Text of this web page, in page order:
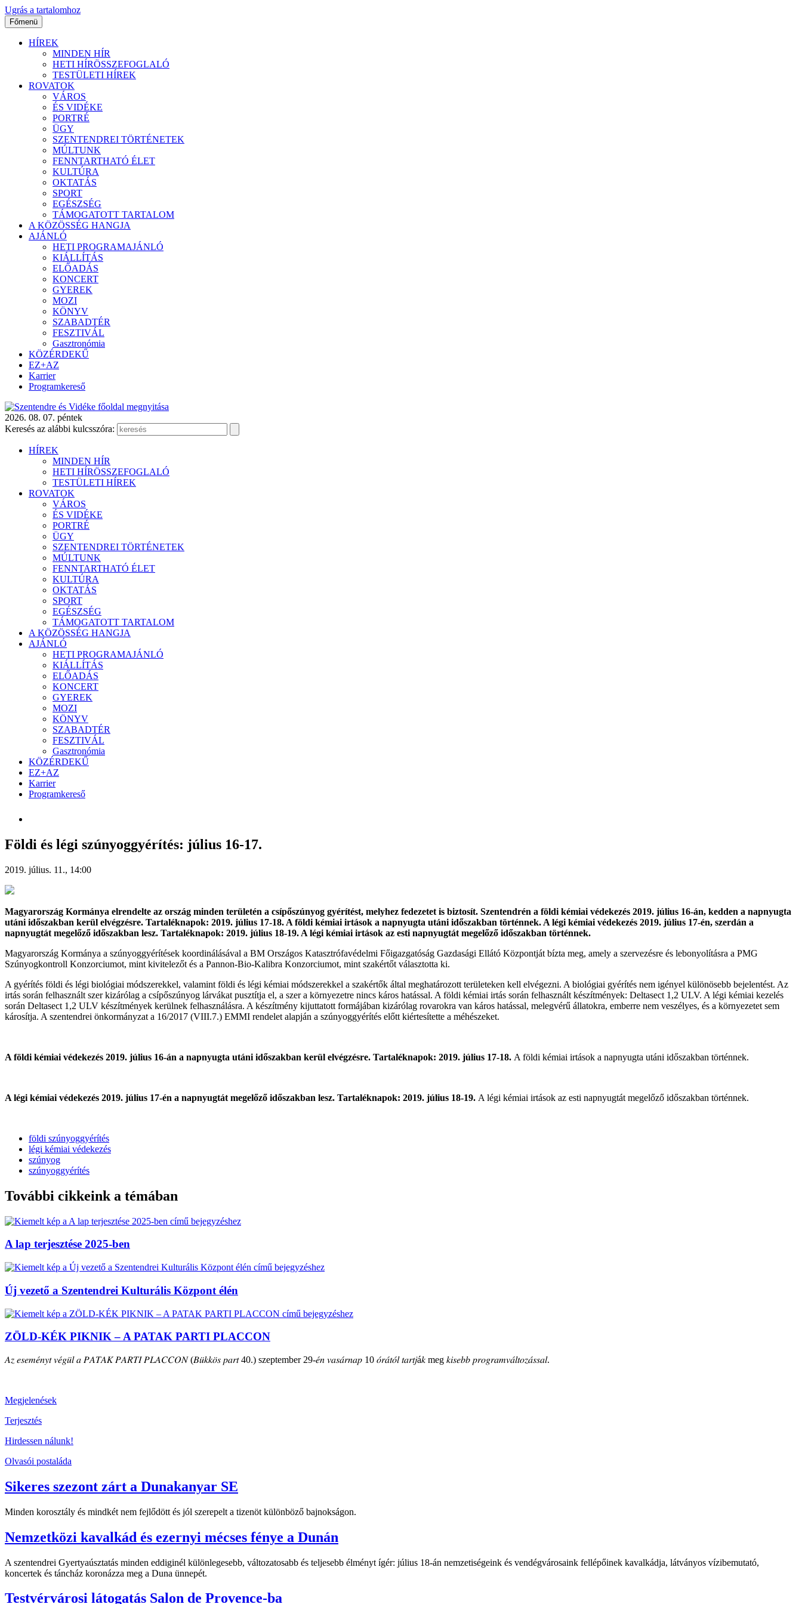
Ugrás a tartalomhoz
Főmenü
HÍREK
MINDEN HÍR
HETI HÍRÖSSZEFOGLALÓ
TESTÜLETI HÍREK
ROVATOK
VÁROS
ÉS VIDÉKE
PORTRÉ
ÜGY
SZENTENDREI TÖRTÉNETEK
MÚLTUNK
FENNTARTHATÓ ÉLET
KULTÚRA
OKTATÁS
SPORT
EGÉSZSÉG
TÁMOGATOTT TARTALOM
A KÖZÖSSÉG HANGJA
AJÁNLÓ
HETI PROGRAMAJÁNLÓ
KIÁLLÍTÁS
ELŐADÁS
KONCERT
GYEREK
MOZI
KÖNYV
SZABADTÉR
FESZTIVÁL
Gasztronómia
KÖZÉRDEKŰ
EZ+AZ
Karrier
Programkereső
2026. 08. 07. péntek
Keresés az alábbi kulcsszóra:
HÍREK
MINDEN HÍR
HETI HÍRÖSSZEFOGLALÓ
TESTÜLETI HÍREK
ROVATOK
VÁROS
ÉS VIDÉKE
PORTRÉ
ÜGY
SZENTENDREI TÖRTÉNETEK
MÚLTUNK
FENNTARTHATÓ ÉLET
KULTÚRA
OKTATÁS
SPORT
EGÉSZSÉG
TÁMOGATOTT TARTALOM
A KÖZÖSSÉG HANGJA
AJÁNLÓ
HETI PROGRAMAJÁNLÓ
KIÁLLÍTÁS
ELŐADÁS
KONCERT
GYEREK
MOZI
KÖNYV
SZABADTÉR
FESZTIVÁL
Gasztronómia
KÖZÉRDEKŰ
EZ+AZ
Karrier
Programkereső
Földi és légi szúnyoggyérítés: július 16-17.
2019. július. 11., 14:00
Magyarország Kormánya elrendelte az ország minden területén a csípőszúnyog gyérítést, melyhez fedezetet is biztosít. Szentendrén a földi kémiai védekezés 2019. július 16-án, kedden a napnyugta
utáni időszakban kerül elvégzésre. Tartaléknapok: 2019. július 17-18. A földi kémiai irtások a napnyugta utáni időszakban történnek. A légi kémiai védekezés 2019. július 17-én, szerdán a
napnyugtát megelőző időszakban lesz. Tartaléknapok: 2019. július 18-19. A légi kémiai irtások az esti napnyugtát megelőző időszakban történnek.
Magyarország Kormánya a szúnyoggyérítések koordinálásával a BM Országos Katasztrófavédelmi Főigazgatóság Gazdasági Ellátó Központját bízta meg, amely a szervezésre és lebonyolításra a PMG
Szúnyogkontroll Konzorciumot, mint kivitelezőt és a Pannon-Bio-Kalibra Konzorciumot, mint szakértőt választotta ki.
A gyérítés földi és légi biológiai módszerekkel, valamint földi és légi kémiai módszerekkel a szakértők által meghatározott területeken kell elvégezni. A biológiai gyérítés nem igényel különösebb bejelentést. Az
irtás során felhasznált szer kizárólag a csípőszúnyog lárvákat pusztítja el, a szer a környezetre nincs káros hatással. A földi kémiai irtás során felhasznált készítmények: Deltasect 1,2 ULV. A légi kémiai kezelés
során Deltasect 1,2 ULV készítmények kerülnek felhasználásra. A készítmény kijuttatott formájában kizárólag rovarokra van káros hatással, melegvérű állatokra, emberre nem veszélyes, és a környezetet sem
károsítja. A szentendrei önkormányzat a 16/2017 (VIII.7.) EMMI rendelet alapján a szúnyoggyérítés előtt kiértesítette a méhészeket.
A földi kémiai védekezés 2019. július 16-án a napnyugta utáni időszakban kerül elvégzésre. Tartaléknapok: 2019. július 17-18. A földi kémiai irtások a napnyugta utáni időszakban történnek.
A légi kémiai védekezés 2019. július 17-én a napnyugtát megelőző időszakban lesz. Tartaléknapok: 2019. július 18-19. A légi kémiai irtások az esti napnyugtát megelőző időszakban történnek.
földi szúnyoggyérítés
légi kémiai védekezés
szúnyog
szúnyoggyérítés
További cikkeink a témában
A lap terjesztése 2025-ben
Új vezető a Szentendrei Kulturális Központ élén
ZÖLD-KÉK PIKNIK – A PATAK PARTI PLACCON
𝐴𝑧 𝑒𝑠𝑒𝑚𝑒́𝑛𝑦𝑡 𝑣𝑒́𝑔𝑢̈𝑙 𝑎 𝑃𝐴𝑇𝐴𝐾 𝑃𝐴𝑅𝑇𝐼 𝑃𝐿𝐴𝐶𝐶𝑂𝑁 (𝐵𝑢̈𝑘𝑘𝑜̈𝑠 𝑝𝑎𝑟𝑡 40.) szeptember 29-𝑒́𝑛 𝑣𝑎𝑠𝑎́𝑟𝑛𝑎𝑝 10 𝑜́𝑟𝑎́𝑡𝑜́𝑙 𝑡𝑎𝑟𝑡𝑗á𝑘 meg 𝑘𝑖𝑠𝑒𝑏𝑏 𝑝𝑟𝑜𝑔𝑟𝑎𝑚𝑣𝑎́𝑙𝑡𝑜𝑧𝑎́𝑠𝑠𝑎𝑙.
Megjelenések
Terjesztés
Hirdessen nálunk!
Olvasói postaláda
Sikeres szezont zárt a Dunakanyar SE
Minden korosztály és mindkét nem fejlődött és jól szerepelt a tizenöt különböző bajnokságon.
Nemzetközi kavalkád és ezernyi mécses fénye a Dunán
A szentendrei Gyertyaúsztatás minden eddiginél különlegesebb, változatosabb és teljesebb élményt ígér: július 18-án nemzetiségeink és vendégvárosaink fellépőinek kavalkádja, látványos vízibemutató,
koncertek és táncház koronázza meg a Duna ünnepét.
Testvérvárosi látogatás Salon de Provence-ba